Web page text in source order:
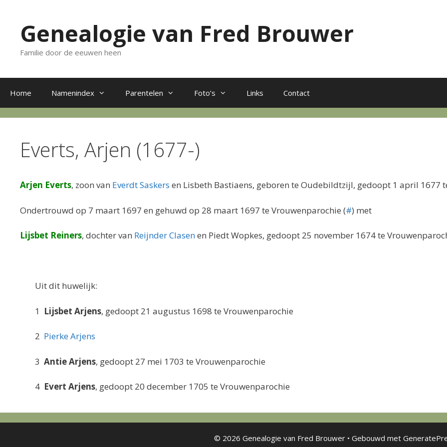
inhoudGenealogie van Fred Brouwer
Familie door de eeuwen heen
Home Namenindex Parentelen Foto’s Links Contact
Everts, Arjen (1677-)
Arjen Everts, zoon van Everdt Saskers en Lisbeth Bastiaens, geboren te Oudebildtzijl, gedoopt 1 april 1677
Ondertrouwd op 7 maart 1697 en gehuwd op 28 maart 1697 te Vrouwenparochie (#) met
Lijsbet Reiners, dochter van Reijnder Clasenen Piedt Wopkes, gedoopt 25 november 1674 te
Uit dit huwelijk:
1 Lijsbet Arjens, gedoopt 21 augustus 1698 te Vrouwenparochie
2 Pierke Arjens
3 Antie Arjens, gedoopt 27 mei 1703 te Vrouwenparochie
4 Evert Arjens, gedoopt 20 december 1705 te Vrouwenparochie
© 2026 Genealogie van Fred Brouwer • Gebouwd met